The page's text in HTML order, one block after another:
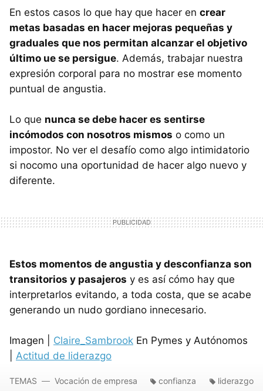
En estos casos lo que hay que hacer en crear
metas basadas en hacer mejoras pequeñas y
graduales que nos permitan alcanzar el objetivo
último ue se persigue. Además, trabajar nuestra
expresión corporal para no mostrar ese momento
puntual de angustia.
Lo que nunca se debe hacer es sentirse
incómodos con nosotros mismos o como un
impostor. No ver el desafío como algo intimidatorio
si nocomo una oportunidad de hacer algo nuevo y
diferente.
Estos momentos de angustia y desconfianza son
transitorios y pasajeros y es así cómo hay que
interpretarlos evitando, a toda costa, que se acabe
generando un nudo gordiano innecesario.
Imagen | Claire_Sambrook En Pymes y Autónomos
Actitud de liderazgo
TEMAS Vocación de empresa confianza liderazgo